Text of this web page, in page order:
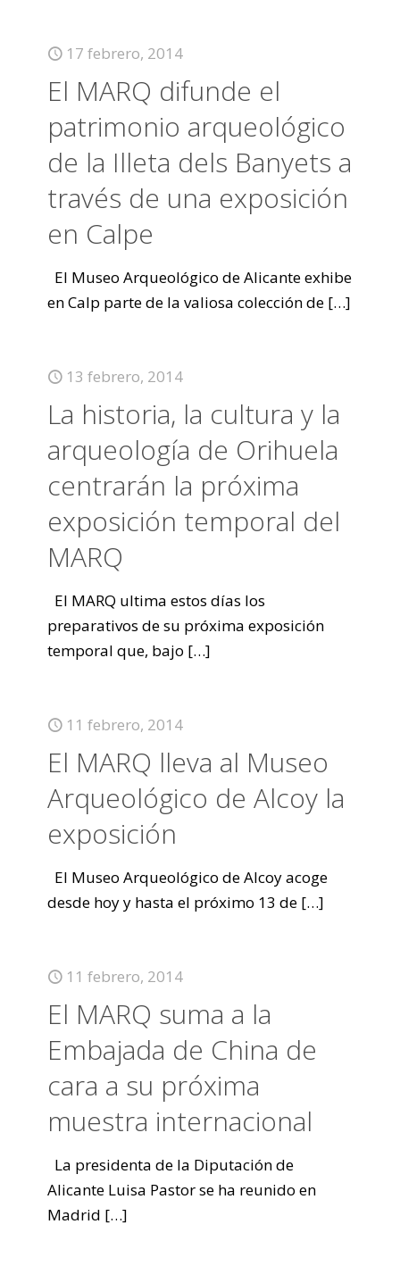
17 febrero, 2014
El MARQ difunde el
patrimonio arqueológico
de la Illeta dels Banyets a
través de una exposición
en Calpe
El Museo Arqueológico de Alicante exhibe
en Calp parte de la valiosa colección de […]
13 febrero, 2014
La historia, la cultura y la
arqueología de Orihuela
centrarán la próxima
exposición temporal del
MARQ
El MARQ ultima estos días los
preparativos de su próxima exposición
temporal que, bajo […]
11 febrero, 2014
El MARQ lleva al Museo
Arqueológico de Alcoy la
exposición
El Museo Arqueológico de Alcoy acoge
desde hoy y hasta el próximo 13 de […]
11 febrero, 2014
El MARQ suma a la
Embajada de China de
cara a su próxima
muestra internacional
La presidenta de la Diputación de
Alicante Luisa Pastor se ha reunido en
Madrid […]